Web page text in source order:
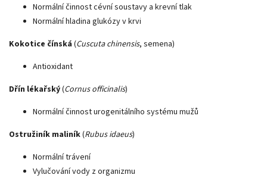
Normální činnost cévní soustavy a krevní tlak
Normální hladina glukózy v krvi
Kokotice čínská (Cuscuta chinensis, semena)
Antioxidant
Dřín lékařský(Cornus officinalis)
Normální činnost urogenitálního systému mužů
Ostružiník maliník(Rubus idaeus)
Normální trávení
Vylučování vody z organizmu